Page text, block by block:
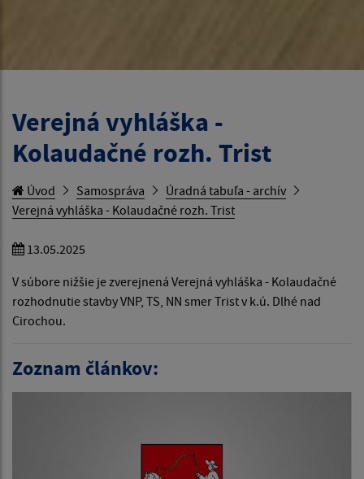
Verejná vyhláška -
Kolaudačné rozh. Trist
Úvod Samospráva
Úradná tabuľa - archív
Verejná vyhláška - Kolaudačné rozh. Trist
13.05.2025
V súbore nižšie je zverejnená Verejná vyhláška - Kolaudačné
rozhodnutie stavby VNP, TS, NN smer Trist v k.ú. Dlhé nad
Cirochou.
Zoznam článkov: